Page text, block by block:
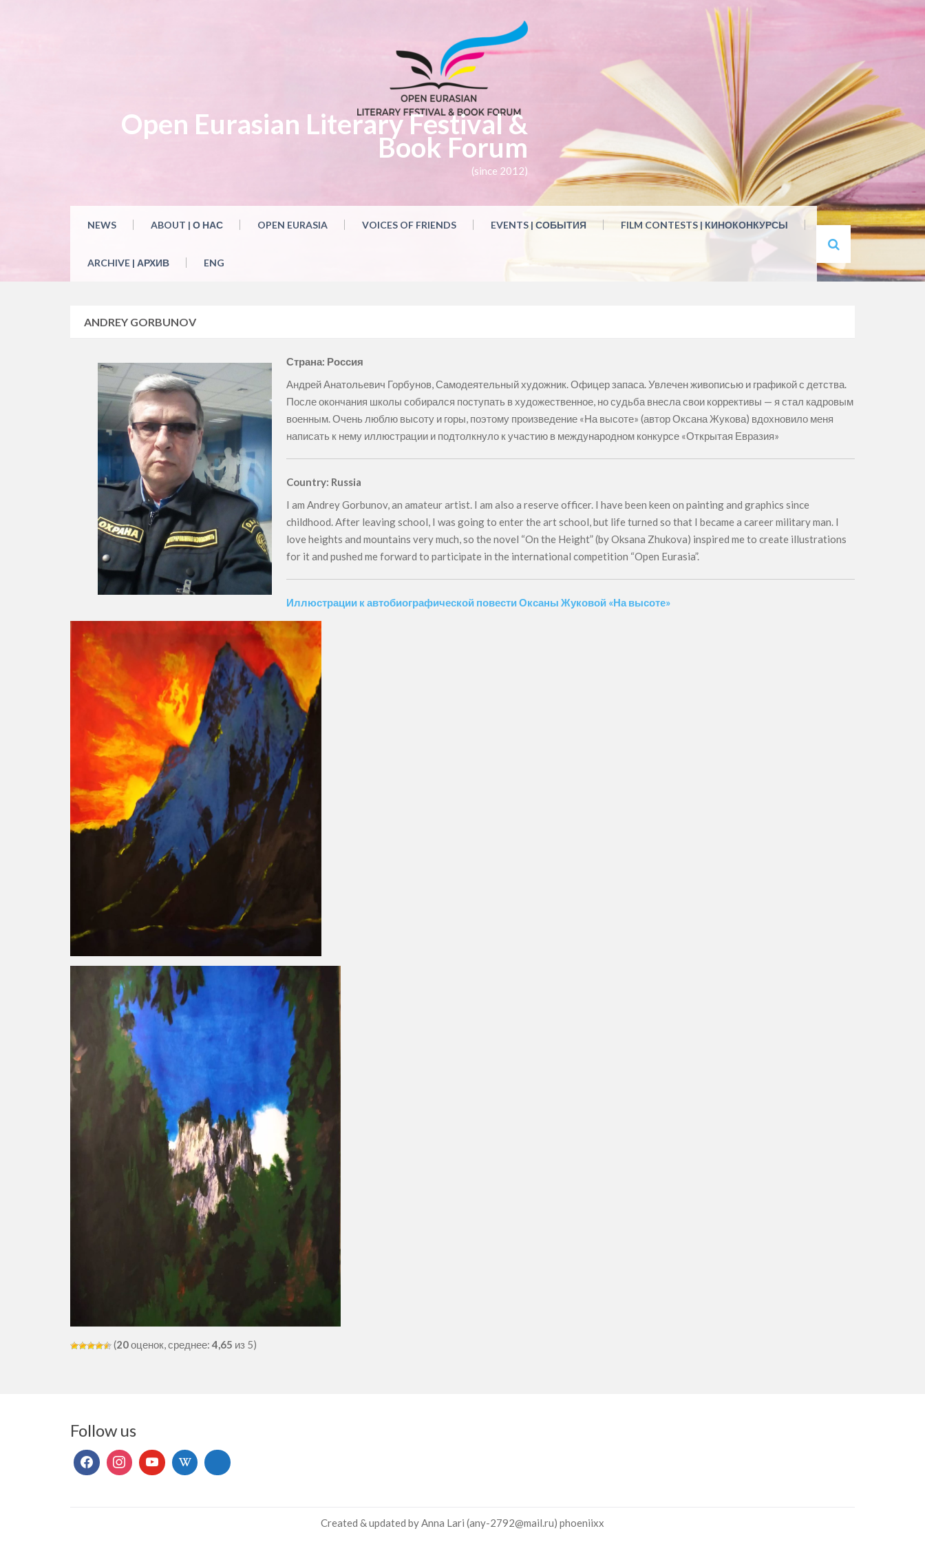
Open Eurasian Literary Festival &
Book Forum
(since 2012)
NEWS ABOUT | О НАС OPEN EURASIA VOICES OF FRIENDS EVENTS | СОБЫТИЯ FILM CONTESTS | КИНОКОНКУРСЫ
ARCHIVE | АРХИВ ENG
ANDREY GORBUNOV
Страна: Россия
Андрей Анатольевич Горбунов, Самодеятельный художник. Офицер запаса. Увлечен живописью и графикой с детства.
После окончания школы собирался поступать в художественное, но судьба внесла свои коррективы — я стал кадровым
военным. Очень люблю высоту и горы, поэтому произведение «На высоте» (автор Оксана Жукова) вдохновило меня
написать к нему иллюстрации и подтолкнуло к участию в международном конкурсе «Открытая Евразия»
Country: Russia
I am Andrey Gorbunov, an amateur artist. I am also a reserve officer. I have been keen on painting and graphics since
childhood. After leaving school, I was going to enter the art school, but life turned so that I became a career military man. I
love heights and mountains very much, so the novel “On the Height” (by Oksana Zhukova) inspired me to create illustrations
for it and pushed me forward to participate in the international competition “Open Eurasia”.
Иллюстрации к автобиографической повести Оксаны Жуковой «На высоте»
(20оценок, среднее: 4,65 из 5)
Follow us
Created & updated by Anna Lari (any-2792@mail.ru) phoeniixx